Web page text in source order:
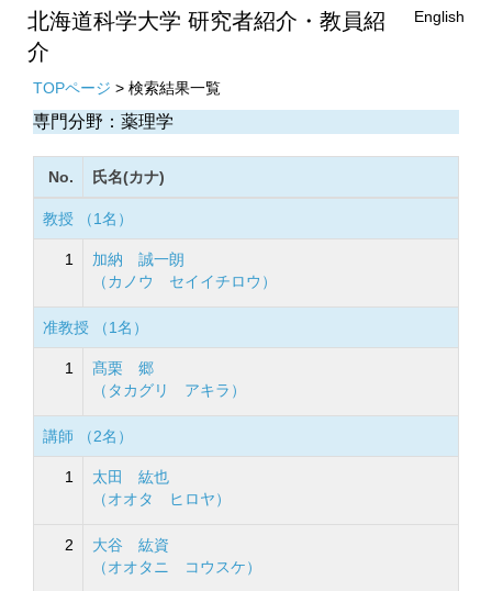
北海道科学大学 研究者紹介・教員紹
介
English
TOPページ > 検索結果一覧
専門分野：薬理学
No. 氏名(カナ)
教授 （1名）
1
加納 誠一朗
（カノウ セイイチロウ）
准教授 （1名）
1
髙栗 郷
（タカグリ アキラ）
講師 （2名）
1
太田 紘也
（オオタ ヒロヤ）
2
大谷 紘資
（オオタニ コウスケ）